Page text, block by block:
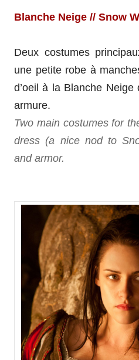
Blanche Neige // Snow
Deux costumes
une petite robe à
d’oeil à la Blanche
armure.
Two main costumes for
dress (a nice nod to
and armor.